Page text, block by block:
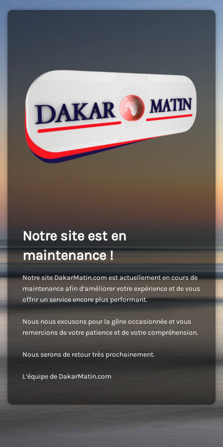
Notre site est en
maintenance !
Notre site DakarMatin.com est actuellement en cours de
maintenance afin d’améliorer votre expérience et de vous
offrir un service encore plus performant.
Nous nous excusons pour la gêne occasionnée et vous
remercions de votre patience et de votre compréhension.
Nous serons de retour très prochainement.
L’équipe de DakarMatin.com